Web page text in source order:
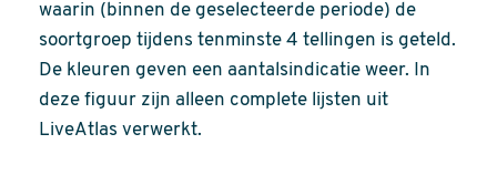
waarin (binnen de geselecteerde periode) de
soortgroep tijdens tenminste 4 tellingen is geteld.
De kleuren geven een aantalsindicatie weer. In
deze figuur zijn alleen complete lijsten uit
LiveAtlas verwerkt.